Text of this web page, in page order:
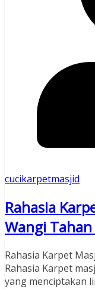
cucikarpetmasjid
Rahasia
Wangi Tahan
Rahasia Karpet
Rahasia Karpet
yang menciptakan